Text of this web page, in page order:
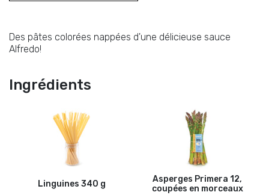
Des pâtes colorées nappées d'une délicieuse sauce
Alfredo!
Ingrédients
Linguines 340 g Asperges Primera 12,
coupées en morceaux